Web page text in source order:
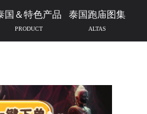
国＆特色产品
PRODUCT
泰国跑庙图集
ALTAS